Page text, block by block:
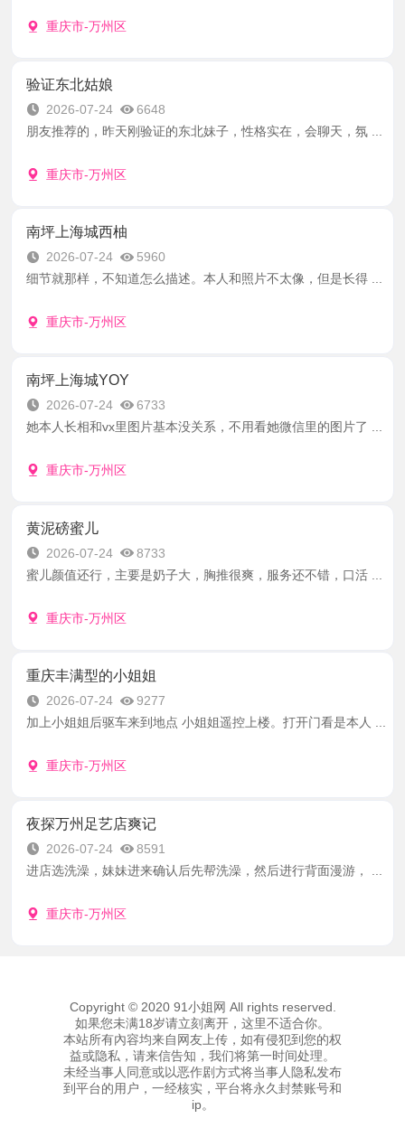
重庆市-万州区
验证东北姑娘
2026-07-24
6648
朋友推荐的，昨天刚验证的东北妹子，性格实在，会聊天，氛 ...
重庆市-万州区
南坪上海城西柚
2026-07-24
5960
细节就那样，不知道怎么描述。本人和照片不太像，但是长得 ...
重庆市-万州区
南坪上海城YOY
2026-07-24
6733
她本人长相和vx里图片基本没关系，不用看她微信里的图片了 ...
重庆市-万州区
黄泥磅蜜儿
2026-07-24
8733
蜜儿颜值还行，主要是奶子大，胸推很爽，服务还不错，口活 ...
重庆市-万州区
重庆丰满型的小姐姐
2026-07-24
9277
加上小姐姐后驱车来到地点 小姐姐遥控上楼。打开门看是本人 ...
重庆市-万州区
夜探万州足艺店爽记
2026-07-24
8591
进店选洗澡，妹妹进来确认后先帮洗澡，然后进行背面漫游， ...
重庆市-万州区
Copyright © 2020 91小姐网 All rights reserved.
如果您未满18岁请立刻离开，这里不适合你。
本站所有內容均来自网友上传，如有侵犯到您的权
益或隐私，请来信告知，我们将第一时间处理。
未经当事人同意或以恶作剧方式将当事人隐私发布
到平台的用户，一经核实，平台将永久封禁账号和
ip。